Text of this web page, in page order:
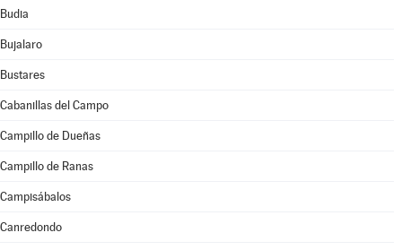
Budia
Bujalaro
Bustares
Cabanillas del Campo
Campillo de Dueñas
Campillo de Ranas
Campisábalos
Canredondo